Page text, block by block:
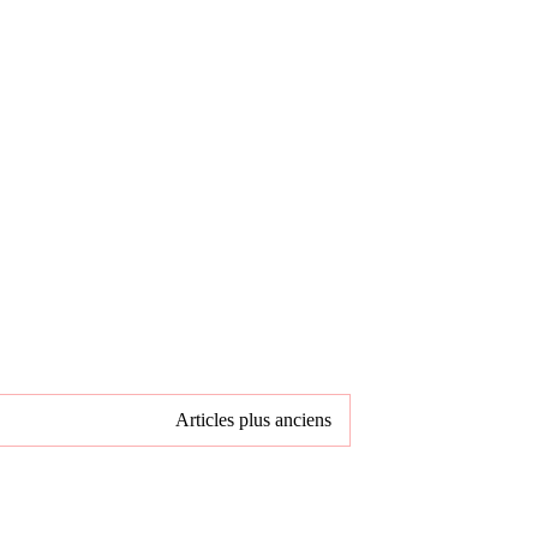
Articles plus anciens